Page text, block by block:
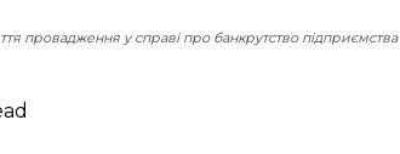
провадження у справі про банкрутство підприємства